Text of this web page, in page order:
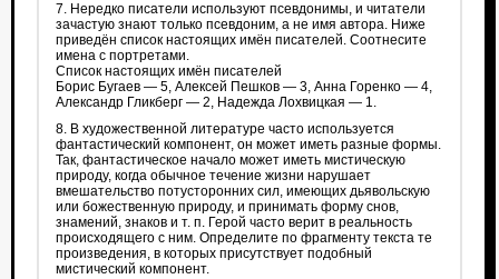
7. Нередко писатели используют псевдонимы, и читатели
зачастую знают только псевдоним, а не имя автора. Ниже
приведён список настоящих имён писателей. Соотнесите
имена с портретами.
Список настоящих имён писателей
Борис Бугаев — 5, Алексей Пешков — 3, Анна Горенко — 4,
Александр Гликберг — 2, Надежда Лохвицкая — 1.
8. В художественной литературе часто используется
фантастический компонент, он может иметь разные формы.
Так, фантастическое начало может иметь мистическую
природу, когда обычное течение жизни нарушает
вмешательство потусторонних сил, имеющих дьявольскую
или божественную природу, и принимать форму снов,
знамений, знаков и т. п. Герой часто верит в реальность
происходящего с ним. Определите по фрагменту текста те
произведения, в которых присутствует подобный
мистический компонент.